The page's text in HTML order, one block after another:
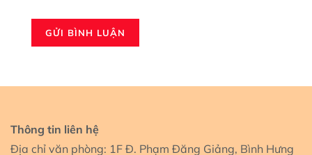
Thông tin liên hệ
Địa chỉ văn phòng: 1F Đ. Phạm Đăng Giảng, Bình Hưng